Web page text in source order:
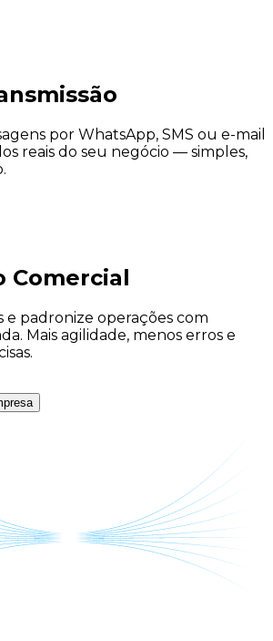
por WhatsApp, SMS ou e-mail
reais do seu negócio — simples,
Comercial
e padronize operações com
Mais agilidade, menos erros e